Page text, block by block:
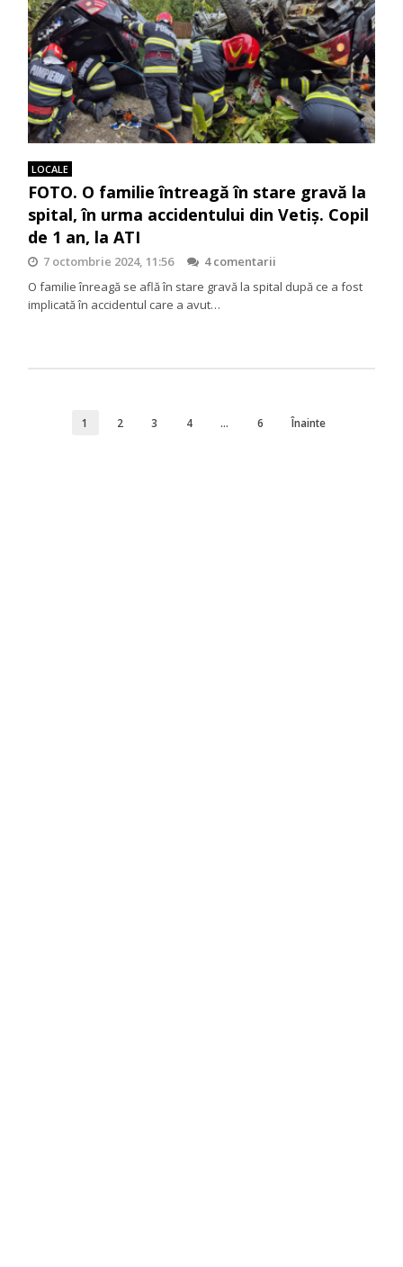
LOCALE
FOTO. O familie întreagă în stare gravă la
spital, în urma accidentului din Vetiș. Copil
de 1 an, la ATI
7 octombrie 2024, 11:56
4 comentarii
O familie înreagă se află în stare gravă la spital după ce a fost
implicată în accidentul care a avut…
1 2 3 4 … 6 Înainte